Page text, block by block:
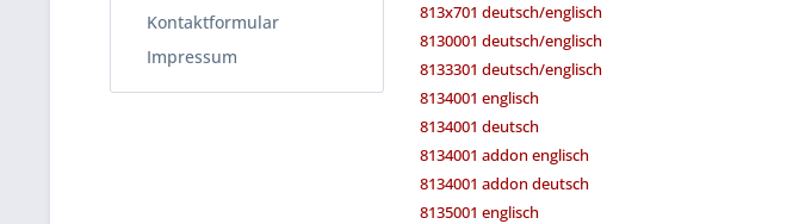
Kontaktformular
Impressum
813x701 deutsch/englisch
8130001 deutsch/englisch
8133301 deutsch/englisch
8134001 englisch
8134001 deutsch
8134001 addon englisch
8134001 addon deutsch
8135001 englisch